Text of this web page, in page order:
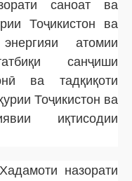
саноат ва
Тоҷикистон ва
атомии
санҷиши
ва тадқиқоти
Тоҷикистон ва
иқтисодии
назорати